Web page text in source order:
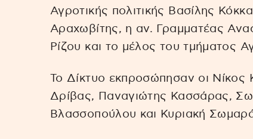
Αγροτικής πολιτικής Βασίλης
Αραχωβίτης, η αν. Γραμματέας
Ρίζου και το μέλος του τμήματος
Το Δίκτυο εκπροσώπησαν οι
Δρίβας, Παναγιώτης Κασσάρας,
Βλασσοπούλου και Κυριακή